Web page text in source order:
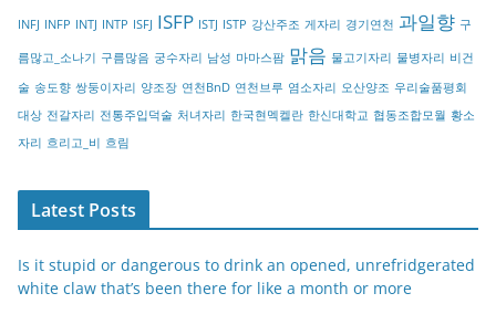
y
INFJ INFP INTJ INTP ISFJ ISFP ISTJ ISTP 강산주조 게자리 경기연천 과일향 구
름많고_소나기 구름많음 궁수자리 남성 마마스팜 맑음 물고기자리 물병자리 비건
술 송도향 쌍둥이자리 양조장 연천BnD 연천브루 염소자리 오산양조 우리술품평회
대상 전갈자리 전통주입덕술 처녀자리 한국현멕켈란 한신대학교 협동조합모월 황소
자리 흐리고_비 흐림
Latest Posts
Is it stupid or dangerous to drink an opened, unrefridgerated
white claw that’s been there for like a month or more